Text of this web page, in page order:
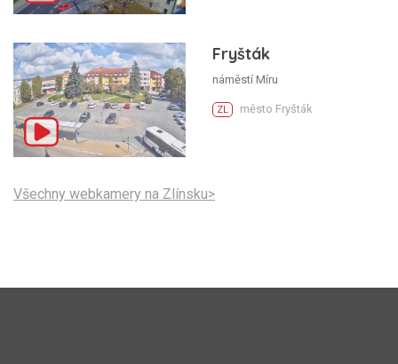
Fryšták
náměstí Míru
ZL město Fryšták
Všechny webkamery na Zlínsku>